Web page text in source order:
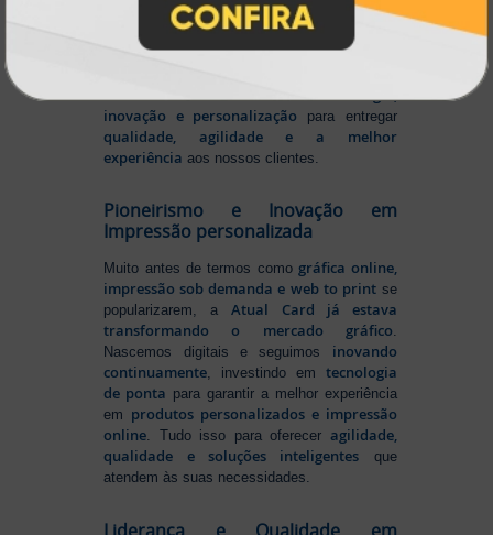
atender profissionais autônomos, empresas e
revendedores gráficos . Com
décadas de experiência, somos pioneiros no
tecnologia,
inovação e personalização para entregar
qualidade, agilidade e a melhor
experiência aos nossos clientes.
Pioneirismo e Inovação em
Impressão personalizada
Muito antes de termos como gráfica online,
impressão sob demanda e web to printse
popularizarem, aAtual Card já estava
transformando o mercado gráfico.
Nascemos digitais e seguimos inovando
continuamente, investindo em tecnologia
de ponta para garantir a melhor experiência
em produtos personalizados e impressão
online. Tudo isso para oferecer agilidade,
qualidade e soluções inteligentes que
atendem às suas necessidades.